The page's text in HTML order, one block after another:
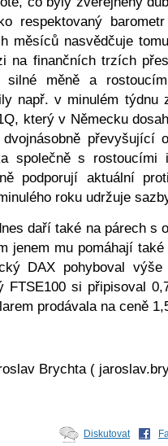
respektovaný
měsíců nasvědčuje
na finančních trzích
silné měně a
např. v minulém týdnu
který v Německu
převyšující
společně s
podporují aktuální
roku udržuje
daří také na párech s
jenem mu pomáhají
DAX pohyboval
FTSE100 si připisoval
prodávala na ceně
Brychta (
Diskutovat